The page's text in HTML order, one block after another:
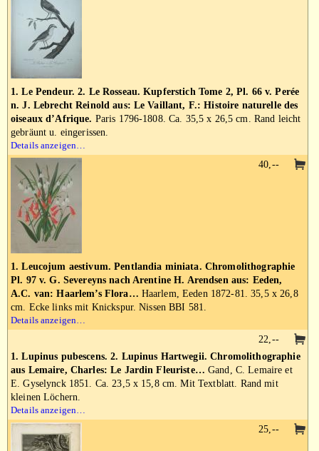
1. Le Pendeur. 2. Le Rosseau. Kupferstich Tome 2, Pl. 66 v. Perée
n. J. Lebrecht Reinold aus: Le Vaillant, F.: Histoire naturelle des
oiseaux d’Afrique. Paris 1796-1808. Ca. 35,5 x 26,5 cm. Rand leicht
gebräunt u. eingerissen.
Details anzeigen…
1. Leucojum aestivum. Pentlandia miniata. Chromolithographie
Pl. 97 v. G. Severeyns nach Arentine H. Arendsen aus: Eeden,
A.C. van: Haarlem’s Flora… Haarlem, Eeden 1872-81. 35,5 x 26,8
cm. Ecke links mit Knickspur. Nissen BBI 581.
Details anzeigen…
40,--
1. Lupinus pubescens. 2. Lupinus Hartwegii. Chromolithographie
aus Lemaire, Charles: Le Jardin Fleuriste… Gand, C. Lemaire et
E. Gyselynck 1851. Ca. 23,5 x 15,8 cm. Mit Textblatt. Rand mit
kleinen Löchern.
Details anzeigen…
22,--
25,--